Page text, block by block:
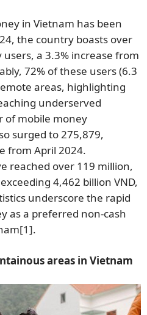
in Vietnam has been
the country boasts over
a 3.3% increase from
72% of these users (6.3
areas, highlighting
underserved
of mobile money
surged to 275,879,
from April 2024.
reached over 119 million,
4,462 billion VND,
underscore the rapid
as a preferred non-cash
[1].
areas in Vietnam